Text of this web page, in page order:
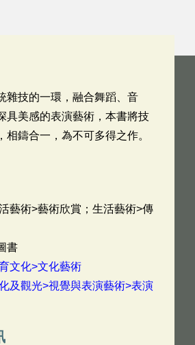
雜技的一環，融合舞蹈、音
具美感的表演藝術，本書將技
相鑄合一，為不可多得之作。
藝術>藝術欣賞；生活藝術>傳
書
文化>文化藝術
及觀光>視覺與表演藝術>表演